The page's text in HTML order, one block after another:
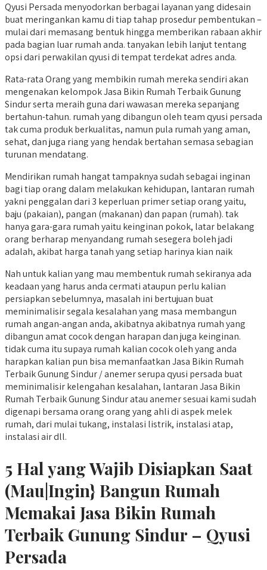
Qyusi Persada menyodorkan berbagai layanan yang didesain
buat meringankan kamu di tiap tahap prosedur pembentukan –
mulai dari memasang bentuk hingga memberikan rabaan akhir
pada bagian luar rumah anda. tanyakan lebih lanjut tentang
opsi dari perwakilan qyusi di tempat terdekat adres anda.
Rata-rata Orang yang membikin rumah mereka sendiri akan
mengenakan kelompok Jasa Bikin Rumah Terbaik Gunung
Sindur serta meraih guna dari wawasan mereka sepanjang
bertahun-tahun. rumah yang dibangun oleh team qyusi persada
tak cuma produk berkualitas, namun pula rumah yang aman,
sehat, dan juga riang yang hendak bertahan semasa sebagian
turunan mendatang.
Mendirikan rumah hangat tampaknya sudah sebagai inginan
bagi tiap orang dalam melakukan kehidupan, lantaran rumah
yakni penggalan dari 3 keperluan primer setiap orang yaitu,
baju (pakaian), pangan (makanan) dan papan (rumah). tak
hanya gara-gara rumah yaitu keinginan pokok, latar belakang
orang berharap menyandang rumah sesegera boleh jadi
adalah, akibat harga tanah yang setiap harinya kian naik
Nah untuk kalian yang mau membentuk rumah sekiranya ada
keadaan yang harus anda cermati ataupun perlu kalian
persiapkan sebelumnya, masalah ini bertujuan buat
meminimalisir segala kesalahan yang masa membangun
rumah angan-angan anda, akibatnya akibatnya rumah yang
dibangun amat cocok dengan harapan dan juga keinginan.
tidak cuma itu supaya rumah kalian cocok oleh yang anda
harapkan kalian pun bisa memanfaatkan Jasa Bikin Rumah
Terbaik Gunung Sindur / anemer serupa qyusi persada buat
meminimalisir kelengahan kesalahan, lantaran Jasa Bikin
Rumah Terbaik Gunung Sindur atau anemer sesuai kami sudah
digenapi bersama orang orang yang ahli di aspek melek
rumah, dari mulai tukang, instalasi listrik, instalasi atap,
instalasi air dll.
5 Hal yang Wajib Disiapkan Saat
(Mau|Ingin} Bangun Rumah
Memakai Jasa Bikin Rumah
Terbaik Gunung Sindur – Qyusi
Persada